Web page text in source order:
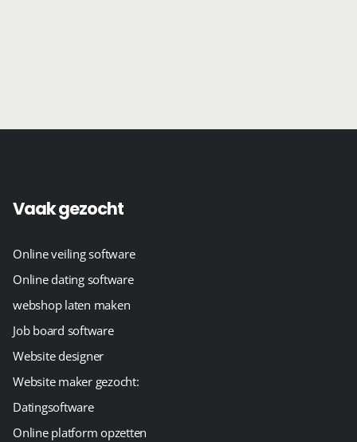
Vaak gezocht
Online veiling software
Online dating software
webshop laten maken
Job board software
Website designer
Website maker gezocht:
Datingsoftware
Online platform opzetten